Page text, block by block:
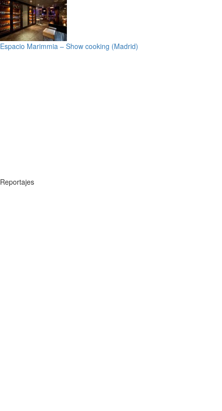
Espacio Marimmia – Show cooking (Madrid)
Reportajes